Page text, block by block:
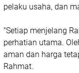
pelaku usaha, dan
"Setiap menjelang
perhatian utama.
aman dan harga
Rahmat.